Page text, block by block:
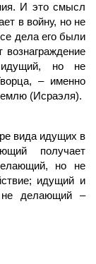
И это смысл
в войну, но не
дела его были
вознаграждение
но не
– именно
(Исраэля).
вида идущих в
получает
но не
идущий и
делающий –